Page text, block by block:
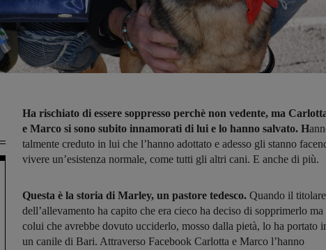
Ha rischiato di essere soppresso perchè non vedente, ma
e Marco si sono subito innamorati di lui e lo hanno salvato. H
talmente creduto in lui che l’hanno adottato e adesso gli stanno
vivere un’esistenza normale, come tutti gli altri cani. E anche di più.
Questa è la storia di Marley, un pastore tedesco. Quando il titolare
dell’allevamento ha capito che era cieco ha deciso di sopprimerlo ma
colui che avrebbe dovuto ucciderlo, mosso dalla pietà, lo ha portato
un canile di Bari. Attraverso Facebook Carlotta e Marco l’hanno